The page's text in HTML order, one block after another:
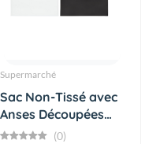
Supermarché
Sac Non-Tissé avec
Anses Découpées
Blanc...
(0)